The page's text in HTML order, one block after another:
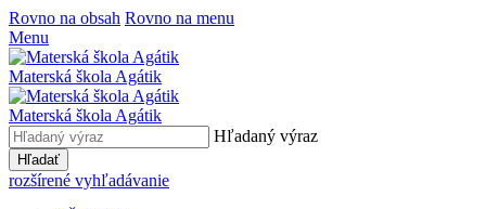
Rovno na obsah Rovno na menu
Menu
Materská škola Agátik
Materská škola Agátik
Hľadaný výraz
Hľadať
rozšírené vyhľadávanie